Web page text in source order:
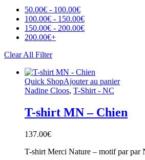
50.00€ - 100.00€
100.00€ - 150.00€
150.00€ - 200.00€
200.00€+
Clear All Filter
Quick ShopAjouter au panier
Nadine Cloos, T-Shirt - NC
T-shirt MN – Chien
137.00€
T-shirt Merci Nature – motif par par